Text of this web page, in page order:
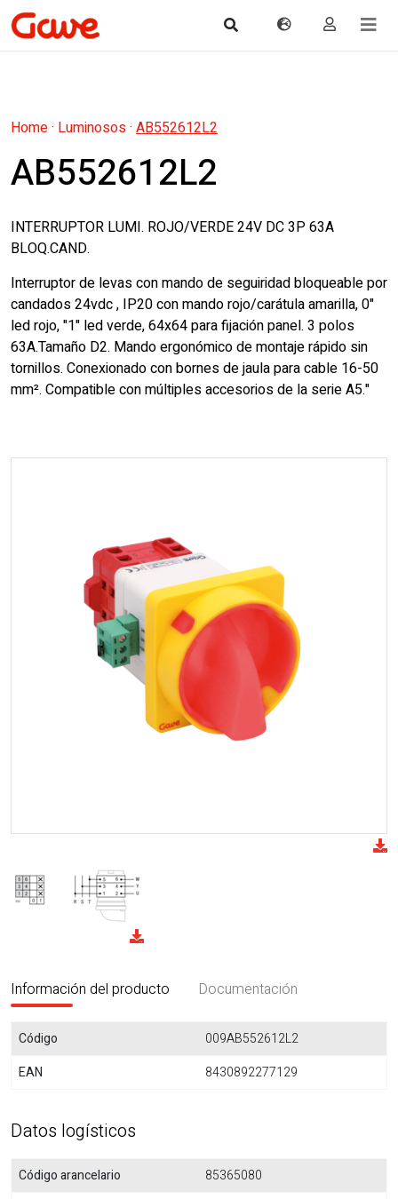
Home· Luminosos· AB552612L2
AB552612L2
INTERRUPTOR LUMI. ROJO/VERDE 24V DC 3P 63A
BLOQ.CAND.
Interruptor de levas con mando de seguiridad bloqueable por
candados 24vdc , IP20 con mando rojo/carátula amarilla, 0"
led rojo, "1" led verde, 64x64 para fijación panel. 3 polos
63A.Tamaño D2. Mando ergonómico de montaje rápido sin
tornillos. Conexionado con bornes de jaula para cable 16-50
mm². Compatible con múltiples accesorios de la serie A5."
Información del producto Documentación
Código
009AB552612L2
EAN
8430892277129
Datos logísticos
Código arancelario
85365080